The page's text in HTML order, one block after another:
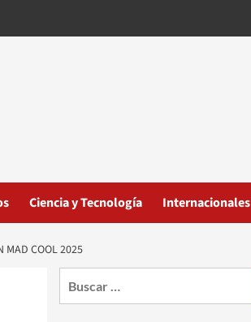
Ciencia y Tecnología Internacionales
MAD COOL 2025